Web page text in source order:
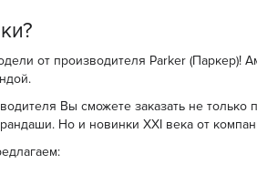
от производителя Parker (Паркер)!
Вы сможете заказать не
Но и новинки XXI века от